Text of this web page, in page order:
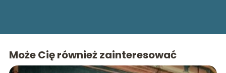
Może Cię również zainteresować